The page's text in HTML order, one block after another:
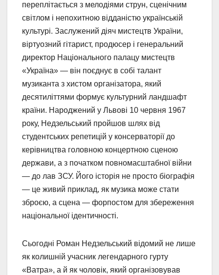
переплітається з мелодіями струн, сценічним
світлом і непохитною відданістю українській
культурі. Заслужений діяч мистецтв України,
віртуозний гітарист, продюсер і генеральний
директор Національного палацу мистецтв
«Україна» — він поєднує в собі талант
музиканта з хистом організатора, який
десятиліттями формує культурний ландшафт
країни. Народжений у Львові 10 червня 1967
року, Недзельський пройшов шлях від
студентських репетицій у консерваторії до
керівництва головною концертною сценою
держави, а з початком повномасштабної війни
— до лав ЗСУ. Його історія не просто біографія
— це живий приклад, як музика може стати
зброєю, а сцена — форпостом для збереження
національної ідентичності.
Сьогодні Роман Недзельський відомий не лише
як колишній учасник легендарного гурту
«Ватра», а й як чоловік, який організовував